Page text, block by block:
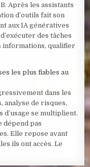
Après les assistants
d’outils fait son
aux IA génératives
des tâches
informations, qualifier
les plus fiables au
dans les
analyse de risques,
d’usage se multiplient.
dépend pas
Elle repose avant
ils ont accès. Le